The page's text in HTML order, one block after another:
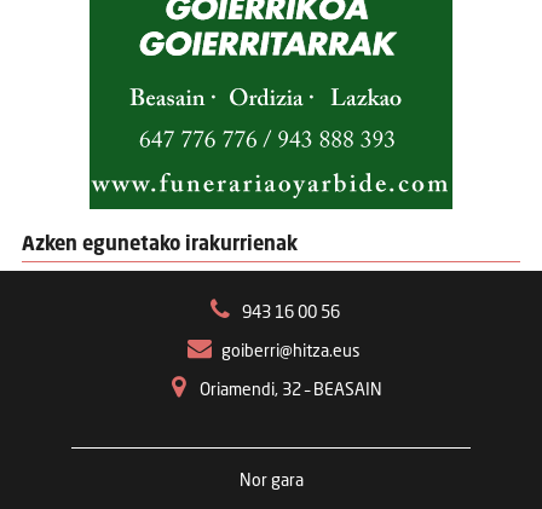
Azken egunetako irakurrienak
943 16 00 56
goiberri@hitza.eus
Oriamendi, 32 – BEASAIN
Nor gara